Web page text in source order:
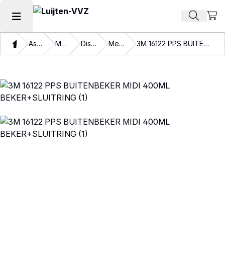
Hoofdmenu openen Zoek
ThuisAssortiment Materialen Disposables Mengbekers 3M 16122 PPS BUITENBEKER MIDI 400ML BEKER+SLUITRING